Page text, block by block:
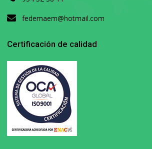
fedemaem@hotmail.com
Certificación de calidad